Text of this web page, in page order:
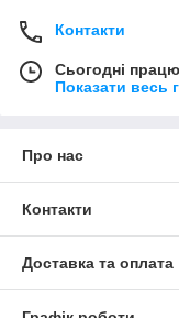
Контакти
Сьогодні
Показати весь
Про нас
Контакти
Доставка та оплата